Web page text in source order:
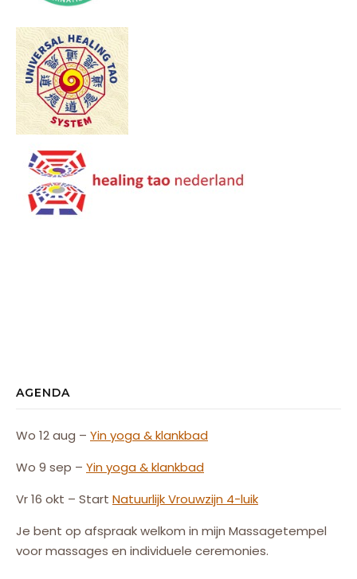
AGENDA
Wo 12 aug – Yin yoga & klankbad
Wo 9 sep – Yin yoga & klankbad
Vr 16 okt – Start NatuurlijkVrouwzijn 4-luik
Je bent op afspraak welkom in mijn Massagetempel
voor massages en individuele ceremonies.